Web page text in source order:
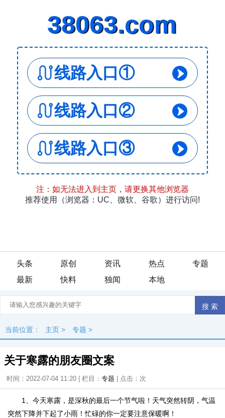
头条 原创 资讯 热点
专题
最新
快料 独闻 本地
当前位置： 主页 > 专题 >
关于寒露的朋友圈文案
时间：2022-07-04 11:20 | 栏目： 专题 | 点击： 次
1、今天寒露，是深秋的最后一个节气啦！天气突然转阴，气温
突然下降并下起了小雨！忙碌的你一定要注意保暖啊！